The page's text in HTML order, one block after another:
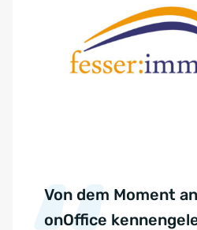
Von dem Moment
onOffice